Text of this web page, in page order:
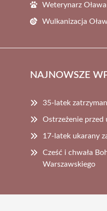
Weterynarz Oława
Wulkanizacja
NAJNOWSZE
35-latek
Ostrzeżenie przed
17-latek ukarany
Cześć i chwała
Warszawskiego